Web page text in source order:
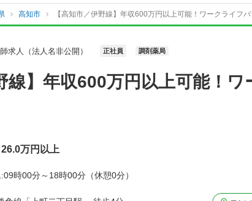
高知市 【高知市／伊野線】年収600万円以上可能！ワークライフ
求人（法人名非公開） 正社員 調剤薬局
線】年収600万円以上可能！
26.0万円以上
時00分～18時00分（休憩0分）